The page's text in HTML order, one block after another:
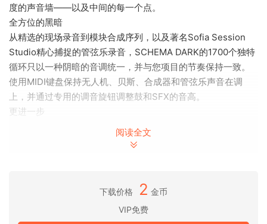
度的声音墙——以及中间的每一个点。
全方位的黑暗
从精选的现场录音到模块合成序列，以及著名Sofia Session
Studio精心捕捉的管弦乐录音，SCHEMA DARK的1700个独特
循环只以一种阴暗的音调统一，并与您项目的节奏保持一致。
使用MIDI键盘保持无人机、贝斯、合成器和管弦乐声音在调
上，并通过专用的调音旋钮调整鼓和SFX的音高。
更进一步
每个循环都提供四种声音设计的口味：版本A是原始的——以最
纯净和甜美的方式捕捉，并使用高端外置设备进行调味。版本
SCHEMA Dark附带343个专业设计的预设，让您立即开始工
阅读全文
下载价格 2 金币
VIP免费